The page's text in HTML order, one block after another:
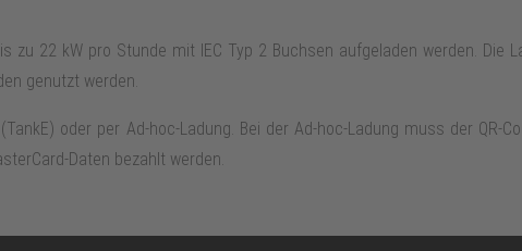
zu 22 kW pro Stunde mit IEC Typ 2 Buchsen aufgeladen werden. Die
genutzt werden.
oder per Ad-hoc-Ladung. Bei der Ad-hoc-Ladung muss der QR-
Daten bezahlt werden.